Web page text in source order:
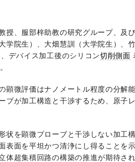
授、服部梓助教の研究グループ、及
学院生）、大畑慧訓（大学院生）、
デバイス加工後のシリコン切削側面
顕微評価はナノメートル程度の分解
ブが加工構造と干渉するため、原子
状を顕微プローブと干渉しない加工
表面を平坦かつ清浄にし得ることを
体超集積回路の構築の推進が期待され